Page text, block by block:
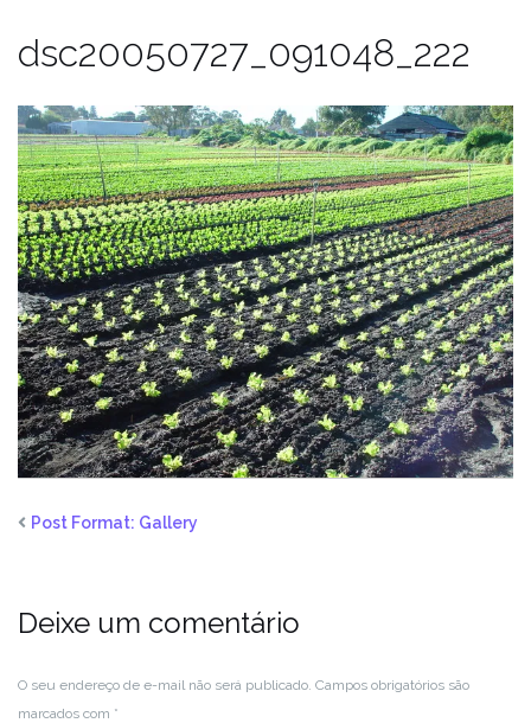
dsc20050727_091048_222
Post Format: Gallery
Deixe um comentário
O seu endereço de e-mail não será publicado. Campos obrigatórios são
marcados com *